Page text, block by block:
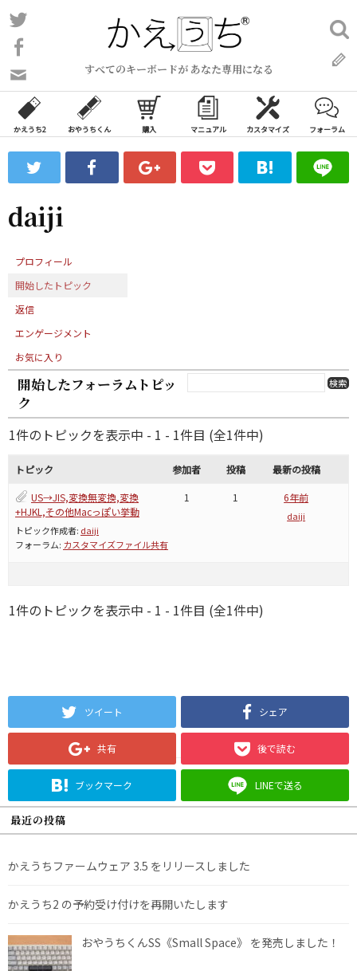
コ
ン
ン
ツ
ス
ッ
すべてのキーボードが あなた専用になる
い
合
わ
フ
ォ
ム
検
索:
かえうち2 おやうちくん 購入 マニュアル カスタマイズ フォーラム
daiji
プロフィール
開始したトピック
返信
エンゲージメント
お気に入り
開始したフォーラムトピッ
ク
1件のトピックを表示中 - 1 - 1件目 (全1件中)
トピック 参加者 投稿 最新の投稿
US→JIS,変換無変換,変換
+HJKL,その他Macっぽい挙動
トピック作成者: daiji
フォーラム: カスタマイズファイル共有
1 1 6年前
daiji
1件のトピックを表示中 - 1 - 1件目 (全1件中)
ツイート シェア
共有 後で読む
ブックマーク LINEで送る
最近の投稿
かえうちファームウェア 3.5 をリリースしました
かえうち2 の予約受け付けを再開いたします
おやうちくんSS《Small Space》 を発売しました！